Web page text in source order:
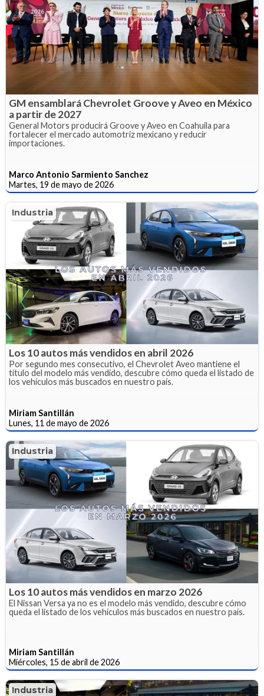
GM ensamblará Chevrolet Groove y Aveo en México
a partir de 2027
General Motors producirá Groove y Aveo en Coahuila para
fortalecer el mercado automotriz mexicano y reducir
importaciones.
Marco Antonio Sarmiento Sanchez
Martes, 19 de mayo de 2026
Industria
Los 10 autos más vendidos en abril 2026
Por segundo mes consecutivo, el Chevrolet Aveo mantiene el
título del modelo más vendido, descubre cómo queda el listado de
los vehículos más buscados en nuestro país.
Miriam Santillán
Lunes, 11 de mayo de 2026
Industria
Los 10 autos más vendidos en marzo 2026
El Nissan Versa ya no es el modelo más vendido, descubre cómo
queda el listado de los vehículos más buscados en nuestro país.
Miriam Santillán
Miércoles, 15 de abril de 2026
Industria